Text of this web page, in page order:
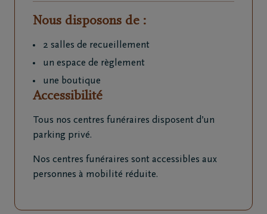
Nous disposons de :
2 salles de recueillement
un espace de règlement
une boutique
Accessibilité
Tous nos centres funéraires disposent d’un
parking privé.
Nos centres funéraires sont accessibles aux
personnes à mobilité réduite.